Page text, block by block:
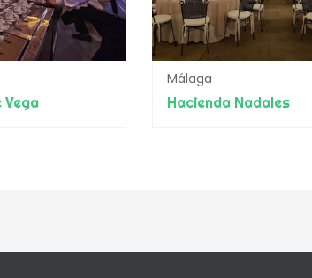
Málaga
Hacienda Nadales